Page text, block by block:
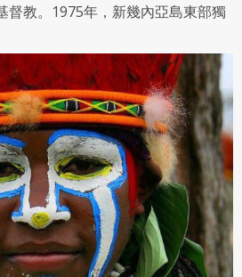
督教。1975年，新幾內亞島東部獨